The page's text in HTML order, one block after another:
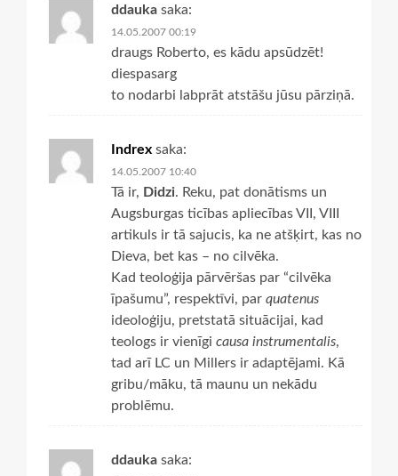
ddauka saka:
14.05.2007 00:19
draugs Roberto, es kādu apsūdzēt!
diespasarg
to nodarbi labprāt atstāšu jūsu pārziņā.
Indrex saka:
14.05.2007 10:40
Tā ir, Didzi. Reku, pat donātisms un
Augsburgas ticības apliecības VII, VIII
artikuls ir tā sajucis, ka ne atšķirt, kas no
Dieva, bet kas – no cilvēka.
Kad teoloģija pārvēršas par “cilvēka
īpašumu”, respektīvi, par quatenus
ideoloģiju, pretstatā situācijai, kad
teologs ir vienīgi causa instrumentalis,
tad arī LC un Millers ir adaptējami. Kā
gribu/māku, tā maunu un nekādu
problēmu.
ddauka saka: